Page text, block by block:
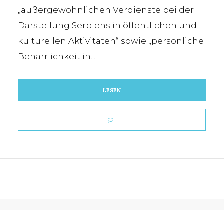
„außergewöhnlichen Verdienste bei der
Darstellung Serbiens in öffentlichen und
kulturellen Aktivitäten“ sowie „persönliche
Beharrlichkeit in...
LESEN